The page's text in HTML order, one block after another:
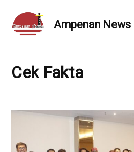
content
Ampenan News
Cek Fakta